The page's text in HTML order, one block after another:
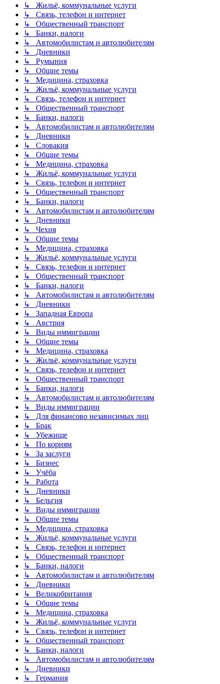
↳ Жильё, коммунальные услуги
↳ Связь, телефон и интернет
↳ Общественный транспорт
↳ Банки, налоги
↳ Автомобилистам и автолюбителям
↳ Дневники
↳ Румыния
↳ Общие темы
↳ Медицина, страховка
↳ Жильё, коммунальные услуги
↳ Связь, телефон и интернет
↳ Общественный транспорт
↳ Банки, налоги
↳ Автомобилистам и автолюбителям
↳ Дневники
↳ Словакия
↳ Общие темы
↳ Медицина, страховка
↳ Жильё, коммунальные услуги
↳ Связь, телефон и интернет
↳ Общественный транспорт
↳ Банки, налоги
↳ Автомобилистам и автолюбителям
↳ Дневники
↳ Чехия
↳ Общие темы
↳ Медицина, страховка
↳ Жильё, коммунальные услуги
↳ Связь, телефон и интернет
↳ Общественный транспорт
↳ Банки, налоги
↳ Автомобилистам и автолюбителям
↳ Дневники
↳ Западная Европа
↳ Австрия
↳ Виды иммиграции
↳ Общие темы
↳ Медицина, страховка
↳ Жильё, коммунальные услуги
↳ Связь, телефон и интернет
↳ Общественный транспорт
↳ Банки, налоги
↳ Автомобилистам и автолюбителям
↳ Виды иммиграции
↳ Для финансово независимых лиц
↳ Брак
↳ Убежище
↳ По корням
↳ За заслуги
↳ Бизнес
↳ Учёба
↳ Работа
↳ Дневники
↳ Бельгия
↳ Виды иммиграции
↳ Общие темы
↳ Медицина, страховка
↳ Жильё, коммунальные услуги
↳ Связь, телефон и интернет
↳ Общественный транспорт
↳ Банки, налоги
↳ Автомобилистам и автолюбителям
↳ Дневники
↳ Великобритания
↳ Общие темы
↳ Медицина, страховка
↳ Жильё, коммунальные услуги
↳ Связь, телефон и интернет
↳ Общественный транспорт
↳ Банки, налоги
↳ Автомобилистам и автолюбителям
↳ Дневники
↳ Германия